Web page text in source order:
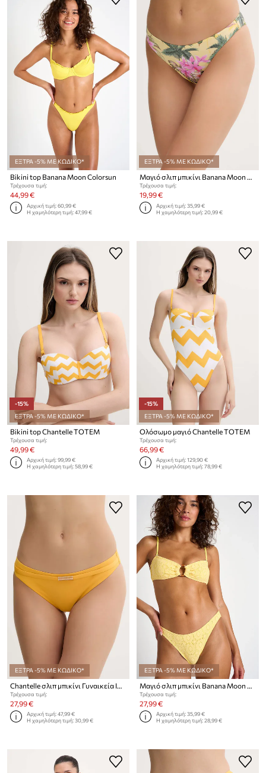
ΕΞΤΡΑ -5% ΜΕ ΚΩΔΙΚΟ*
Bikini top Banana Moon Colorsun
Τρέχουσα τιμή:
44,99 €
Αρχική τιμή:60,99 €
Η χαμηλότερη τιμή:47,99 €
ΕΞΤΡΑ -5% ΜΕ ΚΩΔΙΚΟ*
Μαγιό σλιπ μπικίνι Banana Moon Limetropic
Τρέχουσα τιμή:
19,99 €
Αρχική τιμή:35,99 €
Η χαμηλότερη τιμή:20,99 €
-15%
ΕΞΤΡΑ -5% ΜΕ ΚΩΔΙΚΟ*
Bikini top Chantelle TOTEM
Τρέχουσα τιμή:
49,99 €
Αρχική τιμή:99,99 €
Η χαμηλότερη τιμή:58,99 €
-15%
ΕΞΤΡΑ -5% ΜΕ ΚΩΔΙΚΟ*
Ολόσωμο μαγιό Chantelle TOTEM
Τρέχουσα τιμή:
66,99 €
Αρχική τιμή:129,90 €
Η χαμηλότερη τιμή:78,99 €
ΕΞΤΡΑ -5% ΜΕ ΚΩΔΙΚΟ*
Chantelle σλιπ μπικίνι Γυναικεία ICON
Τρέχουσα τιμή:
27,99 €
Αρχική τιμή:47,99 €
Η χαμηλότερη τιμή:30,99 €
ΕΞΤΡΑ -5% ΜΕ ΚΩΔΙΚΟ*
Μαγιό σλιπ μπικίνι Banana Moon Sunlace
Τρέχουσα τιμή:
27,99 €
Αρχική τιμή:35,99 €
Η χαμηλότερη τιμή:28,99 €